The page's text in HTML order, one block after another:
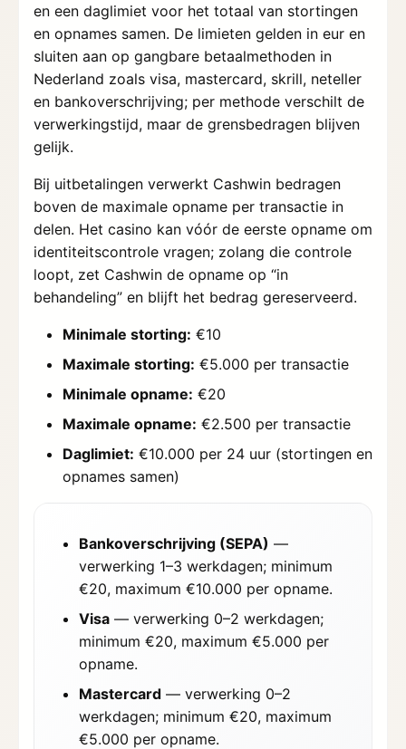
en een daglimiet voor het totaal van stortingen
en opnames samen. De limieten gelden in eur en
sluiten aan op gangbare betaalmethoden in
Nederland zoals visa, mastercard, skrill, neteller
en bankoverschrijving; per methode verschilt de
verwerkingstijd, maar de grensbedragen blijven
gelijk.
Bij uitbetalingen verwerkt Cashwin bedragen
boven de maximale opname per transactie in
delen. Het casino kan vóór de eerste opname om
identiteitscontrole vragen; zolang die controle
loopt, zet Cashwin de opname op “in
behandeling” en blijft het bedrag gereserveerd.
Minimale storting: €10
Maximale storting: €5.000 per transactie
Minimale opname: €20
Maximale opname: €2.500 per transactie
Daglimiet: €10.000 per 24 uur (stortingen en
opnames samen)
Bankoverschrijving (SEPA) —
verwerking 1–3 werkdagen; minimum
€20, maximum €10.000 per opname.
Visa— verwerking 0–2 werkdagen;
minimum €20, maximum €5.000 per
opname.
Mastercard— verwerking 0–2
werkdagen; minimum €20, maximum
€5.000 per opname.